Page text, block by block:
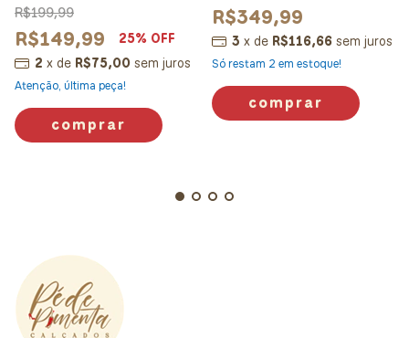
R$149,99
R$199,99
25% OFF
2 x de R$75,00 sem juros
Atenção, última peça!
comprar
R$349,99
3 x de R$116,66 sem juros
Só restam 2 em estoque!
comprar